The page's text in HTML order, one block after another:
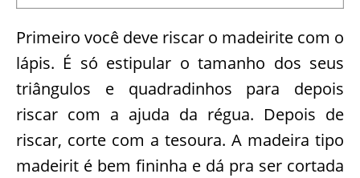
Primeiro você deve riscar o madeirite com o
lápis. É só estipular o tamanho dos seus
triângulos e quadradinhos para depois
riscar com a ajuda da régua. Depois de
riscar, corte com a tesoura. A madeira tipo
madeirit é bem fininha e dá pra ser cortada